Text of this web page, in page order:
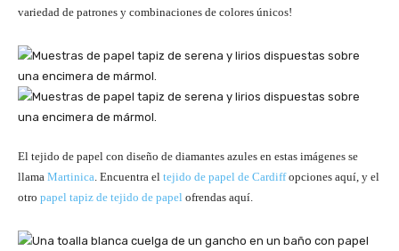
variedad de patrones y combinaciones de colores únicos!
El tejido de papel con diseño de diamantes azules en estas imágenes se
llama Martinica. Encuentra el tejido de papel de Cardiffopciones aquí, y el
otro papel tapiz de tejido de papel ofrendas aquí.